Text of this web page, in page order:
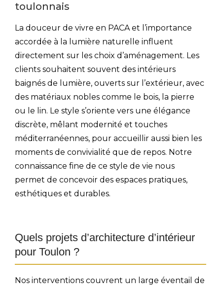
toulonnais
La douceur de vivre en PACA et l’importance
accordée à la lumière naturelle influent
directement sur les choix d’aménagement. Les
clients souhaitent souvent des intérieurs
baignés de lumière, ouverts sur l’extérieur, avec
des matériaux nobles comme le bois, la pierre
ou le lin. Le style s’oriente vers une élégance
discrète, mêlant modernité et touches
méditerranéennes, pour accueillir aussi bien les
moments de convivialité que de repos. Notre
connaissance fine de ce style de vie nous
permet de concevoir des espaces pratiques,
esthétiques et durables.
Quels projets d’architecture d’intérieur
pour Toulon ?
Nos interventions couvrent un large éventail de